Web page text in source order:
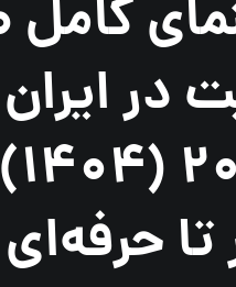
در ایران
حرفه‌ای